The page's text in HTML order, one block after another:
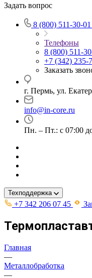
Задать вопрос
8 (800) 511-30-01
Телефоны
8 (800) 511-
+7 (342) 235-
Заказать
г. Пермь, ул.
info@in-core.ru
Пн. – Пт.: с 07:00
Техподдержка
+7 342 206 07 45
Главная
—
Металлобработка
—